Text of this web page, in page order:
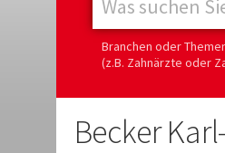
Branchen oder
(z.B. Zahnärzte oder
Becker